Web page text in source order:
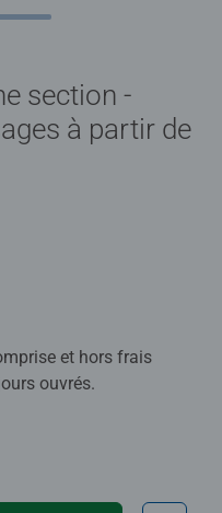
section -
à partir de
et hors frais
ouvrés.